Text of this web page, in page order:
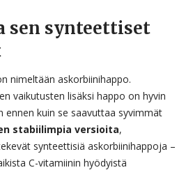
sen synteettiset
nimeltään askorbiinihappo.
vaikutusten lisäksi happo on hyvin
ennen kuin se saavuttaa syvimmät
stabiilimpia versioita,
synteettisiä askorbiinihappoja –
C-vitamiinin hyödyistä